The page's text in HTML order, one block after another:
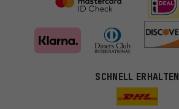
SCHNELL ERHALTEN